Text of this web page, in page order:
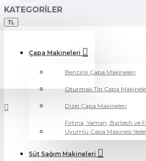
KATEGORILER
TL
Çapa Makineleri
Benzinli Çapa Makineleri
Oturmalı Tip Çapa
Dizel Çapa Makineleri
Fırtına, Yaman, Bartech ve
Uyumlu Çapa Makinesi
Süt Sağım Makineleri